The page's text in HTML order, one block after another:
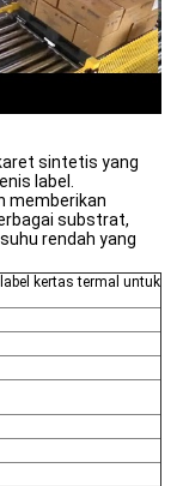
sintetis yang
label.
memberikan
substrat,
rendah yang
kertas termal untuk